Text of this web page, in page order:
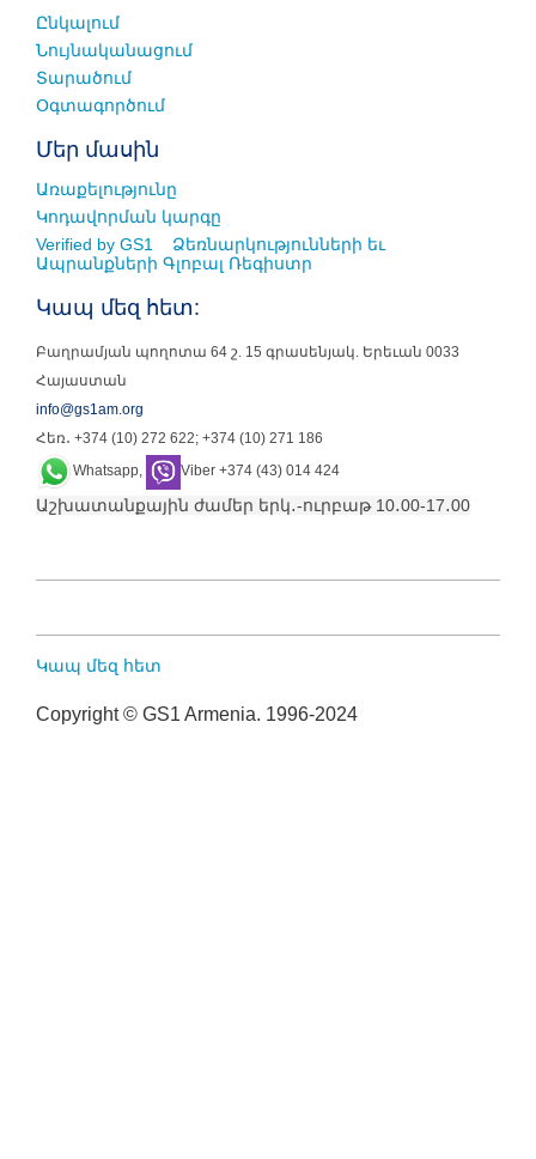
Ընկալում
Նույնականացում
Տարածում
Օգտագործում
Մեր մասին
Առաքելությունը
Կոդավորման կարգը
Verified by GS1 Ձեռնարկությունների եւ
Ապրանքների Գլոբալ Ռեգիստր
Կապ մեզ հետ:
Բաղրամյան պողոտա 64 շ. 15 գրասենյակ. Երեւան 0033
Հայաստան
info@gs1am.org
Հեռ․ +374 (10) 272 622; +374 (10) 271 186
Whatsapp,
Viber +374 (43) 014 424
Աշխատանքային ժամեր երկ․-ուրբաթ 10․00-17․00
Կապ մեզ հետ
Copyright © GS1 Armenia. 1996-2024